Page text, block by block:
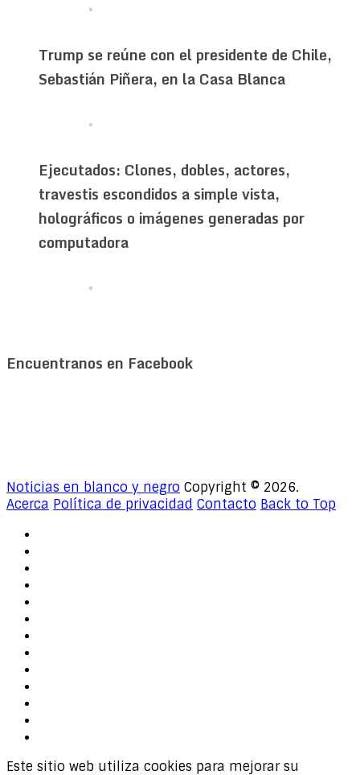
Trump se reúne con el presidente de Chile,
Sebastián Piñera, en la Casa Blanca
Ejecutados: Clones, dobles, actores,
travestis escondidos a simple vista,
holográficos o imágenes generadas por
computadora
Encuentranos en Facebook
Noticias en blanco y negro Copyright © 2026.
Acerca Política de privacidad Contacto Back to Top
Este sitio web utiliza cookies para mejorar su